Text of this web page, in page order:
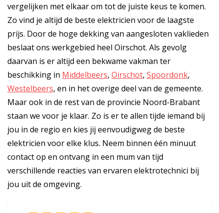
vergelijken met elkaar om tot de juiste keus te komen.
Zo vind je altijd de beste elektricien voor de laagste
prijs. Door de hoge dekking van aangesloten vaklieden
beslaat ons werkgebied heel Oirschot. Als gevolg
daarvan is er altijd een bekwame vakman ter
beschikking in Middelbeers, Oirschot, Spoordonk,
Westelbeers, en in het overige deel van de gemeente.
Maar ook in de rest van de provincie Noord-Brabant
staan we voor je klaar. Zo is er te allen tijde iemand bij
jou in de regio en kies jij eenvoudigweg de beste
elektricien voor elke klus. Neem binnen één minuut
contact op en ontvang in een mum van tijd
verschillende reacties van ervaren elektrotechnici bij
jou uit de omgeving.